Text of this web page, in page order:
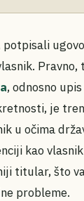
Pravno,
, odnosno
je
u očima
kao
titular, što
probleme.